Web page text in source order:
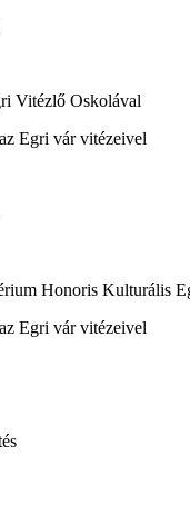
Vitézlő Oskolával
Egri vár vitézeivel
Honoris Kulturális
Egri vár vitézeivel